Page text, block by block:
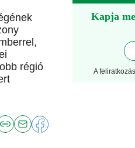
régió
Kapja
A